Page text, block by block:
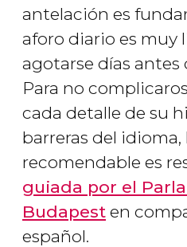
antelación es
aforo diario es muy
agotarse días antes
Para no
cada detalle de su
barreras del
recomendable es
guiada por el
Budapest en
español.